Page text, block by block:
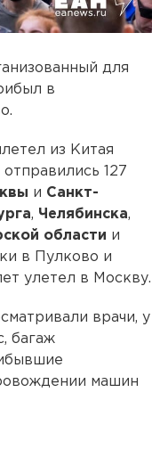
для
в
из Китая
127
и Санкт-
, Челябинска,
области и
в Пулково и
улетел в Москву.
врачи, у
багаж
машин